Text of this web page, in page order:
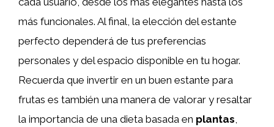
más funcionales. Al final, la elección del estante
perfecto dependerá de tus preferencias
personales y del espacio disponible en tu hogar.
Recuerda que invertir en un buen estante para
frutas es también una manera de valorar y resaltar
la importancia de una dieta basada en plantas